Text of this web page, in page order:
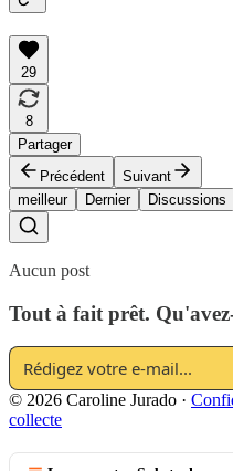
29
8
Partager
Précédent
Suivant
meilleur
Dernier Discussions
Aucun post
Tout à fait prêt.
© 2026 Caroline Jurado ·
collecte